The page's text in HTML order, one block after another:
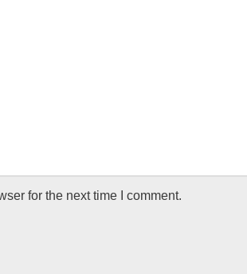
for the next time I comment.